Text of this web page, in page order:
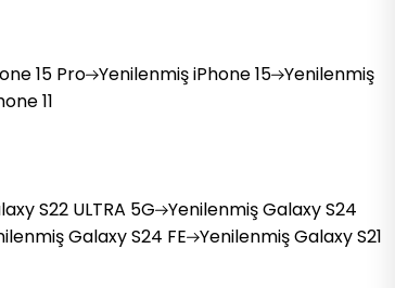
15 Pro YenilenmişiPhone 15 Yenilenmiş
11
S22 ULTRA 5G YenilenmişGalaxy S24
Galaxy S24 FE YenilenmişGalaxy S21